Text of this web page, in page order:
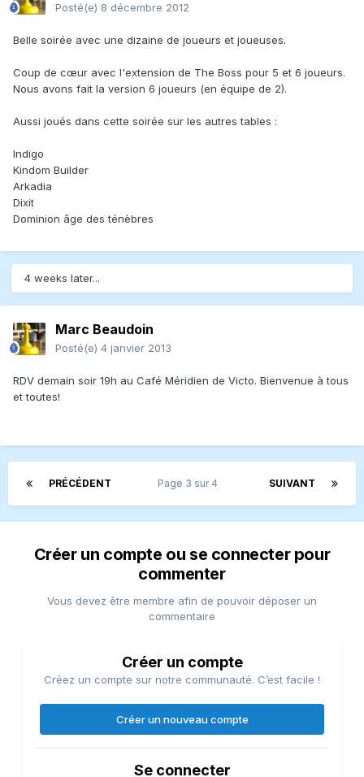
Posté(e) 8 décembre 2012
Belle soirée avec une dizaine de joueurs et joueuses.
Coup de cœur avec l'extension de The Boss pour 5 et 6 joueurs.
Nous avons fait la version 6 joueurs (en équipe de 2).
Aussi joués dans cette soirée sur les autres tables :
Indigo
Kindom Builder
Arkadia
Dixit
Dominion âge des ténèbres
4 weeks later...
Marc Beaudoin
Posté(e) 4 janvier 2013
RDV demain soir 19h au Café Méridien de Victo. Bienvenue à tous
et toutes!
PRÉCÉDENT SUIVANT
Page 3 sur 4
Créer un compte ou se connecter pour
commenter
Vous devez être membre afin de pouvoir déposer un
commentaire
Créer un compte
Créez un compte sur notre communauté. C’est facile !
Créer un nouveau compte
Se connecter